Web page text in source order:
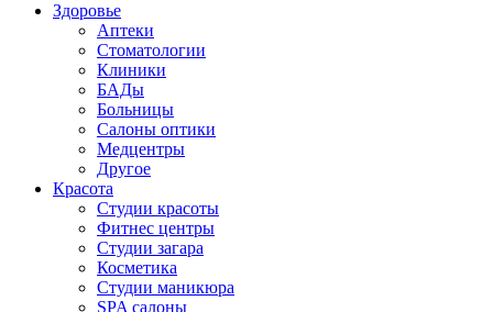
Здоровье
Аптеки
Стоматологии
Клиники
БАДы
Больницы
Салоны оптики
Медцентры
Другое
Красота
Студии красоты
Фитнес центры
Студии загара
Косметика
Студии маникюра
SPA салоны